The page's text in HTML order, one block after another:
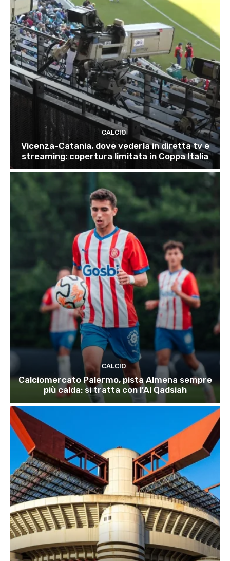
CALCIO
Vicenza-Catania, dove vederla in diretta tv e
streaming: copertura limitata in Coppa Italia
CALCIO
Calciomercato Palermo, pista Almena sempre
più calda: si tratta con l’Al Qadsiah